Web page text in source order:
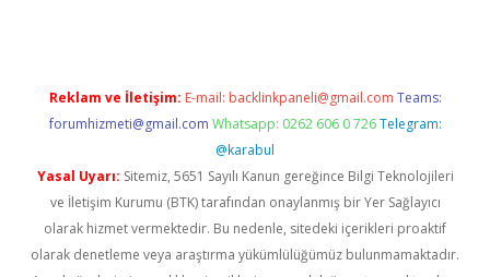
Reklam ve İletişim: E-mail: backlinkpaneli@gmail.com Teams:
forumhizmeti@gmail.com Whatsapp: 0262 606 0 726 Telegram:
@karabul
Yasal Uyarı: Sitemiz, 5651 Sayılı Kanun gereğince Bilgi Teknolojileri
ve İletişim Kurumu (BTK) tarafından onaylanmış bir Yer Sağlayıcı
olarak hizmet vermektedir. Bu nedenle, sitedeki içerikleri proaktif
olarak denetleme veya araştırma yükümlülüğümüz bulunmamaktadır.